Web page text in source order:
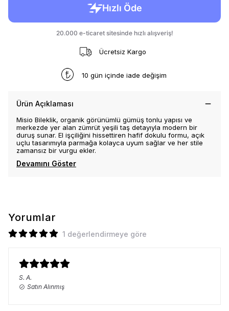
Ücretsiz Kargo
10 gün içinde iade değişim
Ürün Açıklaması
Misio Bileklik, organik görünümlü gümüş tonlu yapısı ve
merkezde yer alan zümrüt yeşili taş detayıyla modern bir
duruş sunar. El işçiliğini hissettiren hafif dokulu formu, açık
uçlu tasarımıyla parmağa kolayca uyum sağlar ve her stile
zamansız bir vurgu ekler.
Devamını Göster
Yorumlar
1 değerlendirmeye göre
S. A.
Satın Alınmış